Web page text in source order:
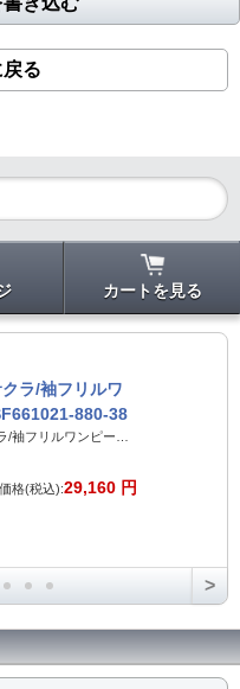
る
カートを見る
ラ/袖フリルワ
880-38
格(税込):29,160 円
>